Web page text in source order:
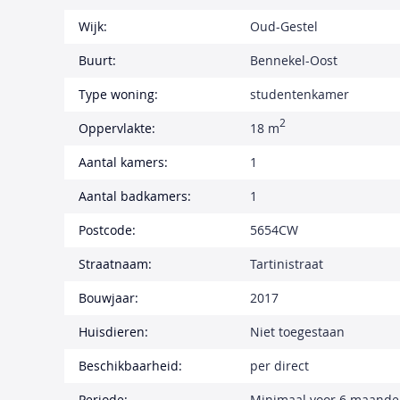
Wijk:
Oud-Gestel
Buurt:
Bennekel-Oost
Type woning:
studentenkamer
Oppervlakte:
18 m2
Aantal kamers:
1
Aantal badkamers:
1
Postcode:
5654CW
Straatnaam:
Tartinistraat
Bouwjaar:
2017
Huisdieren:
Niet toegestaan
Beschikbaarheid:
per direct